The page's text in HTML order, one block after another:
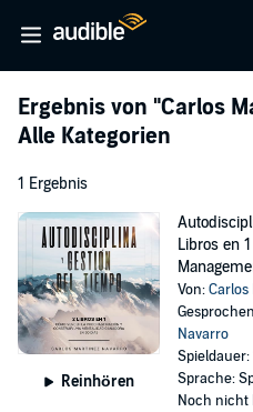
Ergebnis von "Carlos
Alle Kategorien
1 Ergebnis
Reinhören
Libros en
Von:
Navarro
Spieldauer:
Sprache:
Noch nicht